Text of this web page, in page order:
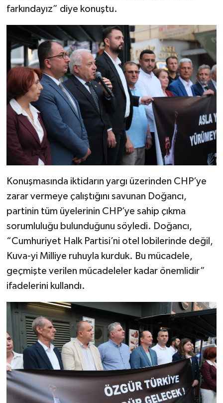
farkındayız” diye konuştu.
Konuşmasında iktidarın yargı üzerinden CHP’ye
zarar vermeye çalıştığını savunan Doğancı,
partinin tüm üyelerinin CHP’ye sahip çıkma
sorumluluğu bulunduğunu söyledi. Doğancı,
“Cumhuriyet Halk Partisi’ni otel lobilerinde değil,
Kuva-yi Milliye ruhuyla kurduk. Bu mücadele,
geçmişte verilen mücadeleler kadar önemlidir”
ifadelerini kullandı.